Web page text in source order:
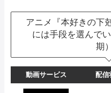
アニメ『本好きの下
には手段を選んで
期
動画サービス 配信